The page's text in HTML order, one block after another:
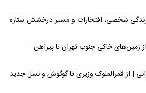
زندگی شخصی، افتخارات و مسیر درخشش ستاره
زمین‌های خاکی جنوب تهران تا پیراهن
| از قمرالملوک وزیری تا گوگوش و نسل جدید